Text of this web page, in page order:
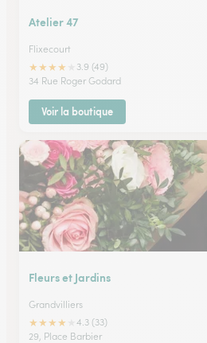
Atelier 47
Flixecourt
★★★★
3.9 (49)
34 Rue Roger Godard
Voir la boutique
Fleurs et Jardins
Grandvilliers
★★★★
4.3 (33)
29, Place Barbier